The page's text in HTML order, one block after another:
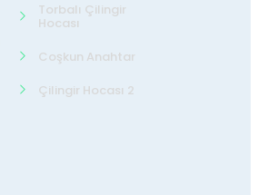
Torbalı Çilingir
Hocası
Coşkun Anahtar
Çilingir Hocası 2